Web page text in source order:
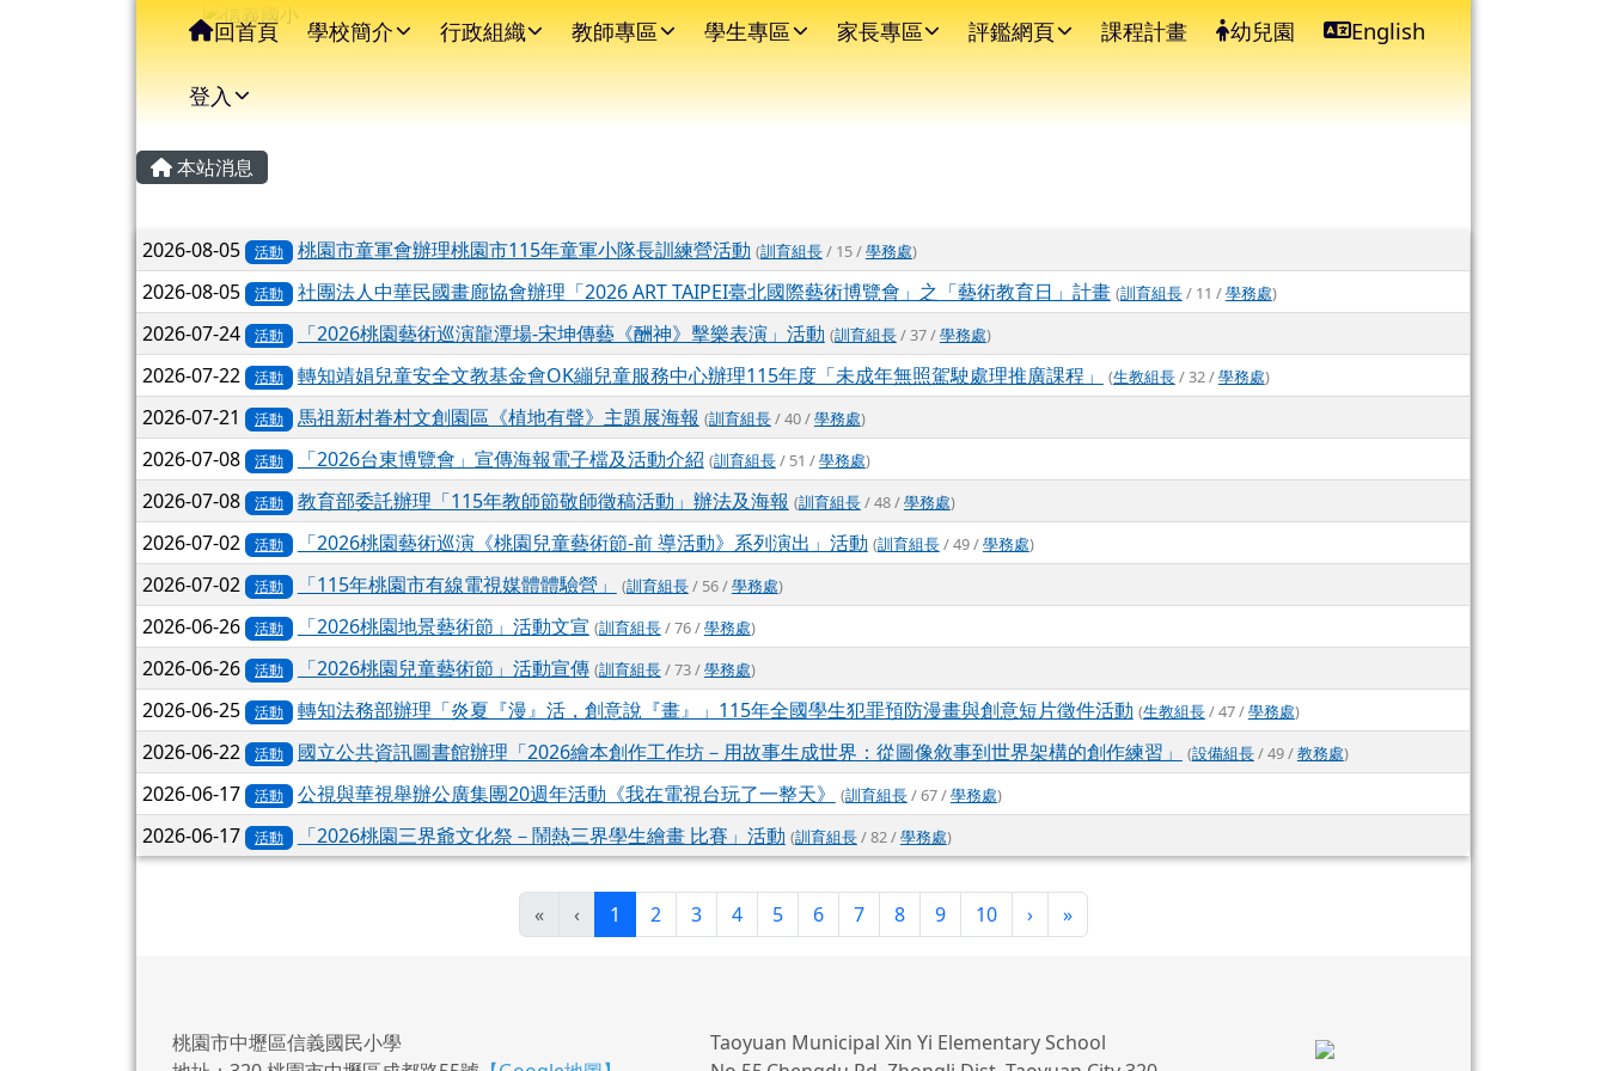
信義國小 ⏸
導覽列
回首頁 學校簡介 行政組織 教師專區 學生專區 家長專區 評鑑網頁 課程計畫 幼兒園 English
登入
主內容區域
本站消息
文章列表
2026-08-05 活動 桃園市童軍會辦理桃園市115年童軍小隊長訓練營活動 (訓育組長/ 15 /學務處)
2026-08-05 活動 社團法人中華民國畫廊協會辦理「2026 ART TAIPEI臺北國際藝術博覽會」之「藝術教育日」計畫 (訓育組長/ 11 /學務處)
2026-07-24 活動 「2026桃園藝術巡演龍潭場-宋坤傳藝《酬神》擊樂表演」活動 (訓育組長/ 37 /學務處)
2026-07-22 活動 轉知靖娟兒童安全文教基金會OK繃兒童服務中心辦理115年度「未成年無照駕駛處理推廣課程」 (生教組長/ 32 /學務處)
2026-07-21 活動 馬祖新村眷村文創園區《植地有聲》主題展海報 (訓育組長/ 40 /學務處)
2026-07-08 活動 「2026台東博覽會」宣傳海報電子檔及活動介紹 (訓育組長/ 51 /學務處)
2026-07-08 活動 教育部委託辦理「115年教師節敬師徵稿活動」辦法及海報 (訓育組長/ 48 /學務處)
2026-07-02 活動 「2026桃園藝術巡演《桃園兒童藝術節-前 導活動》系列演出」活動 (訓育組長/ 49 /學務處)
2026-07-02 活動 「115年桃園市有線電視媒體體驗營」 (訓育組長/ 56 /學務處)
2026-06-26 活動 「2026桃園地景藝術節」活動文宣 (訓育組長/ 76 /學務處)
2026-06-26 活動 「2026桃園兒童藝術節」活動宣傳 (訓育組長/ 73 /學務處)
2026-06-25 活動 轉知法務部辦理「炎夏『漫』活，創意說『畫』」115年全國學生犯罪預防漫畫與創意短片徵件活動 (生教組長/ 47 /學務處)
2026-06-22 活動 國立公共資訊圖書館辦理「2026繪本創作工作坊－用故事生成世界：從圖像敘事到世界架構的創作練習」 (設備組長/ 49 /教務處)
2026-06-17 活動 公視與華視舉辦公廣集團20週年活動《我在電視台玩了一整天》 (訓育組長/ 67 /學務處)
2026-06-17 活動 「2026桃園三界爺文化祭－鬧熱三界學生繪畫 比賽」活動 (訓育組長/ 82 /學務處)
« ‹ 1 (目前頁次)
2 3 4 5 6 7 8 9 10 ›下一頁
»最後頁
頁尾區域
桃園市中壢區信義國民小學
Taoyuan Municipal Xin Yi Elementary School